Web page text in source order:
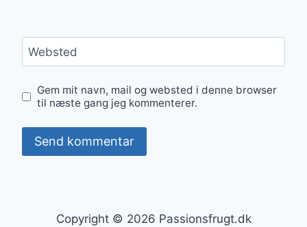
Websted
Gem mit navn, mail og websted i denne browser
til næste gang jeg kommenterer.
Copyright © 2026 Passionsfrugt.dk